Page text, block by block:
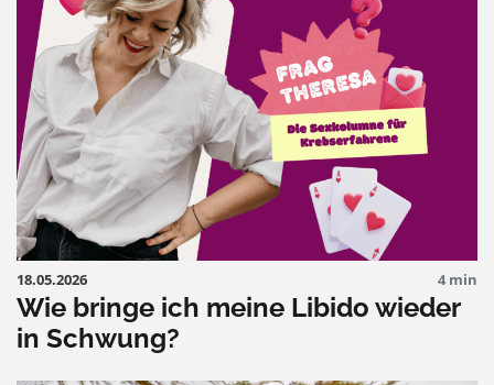
18.05.2026 4 min
Wie bringe ich meine Libido wieder
in Schwung?